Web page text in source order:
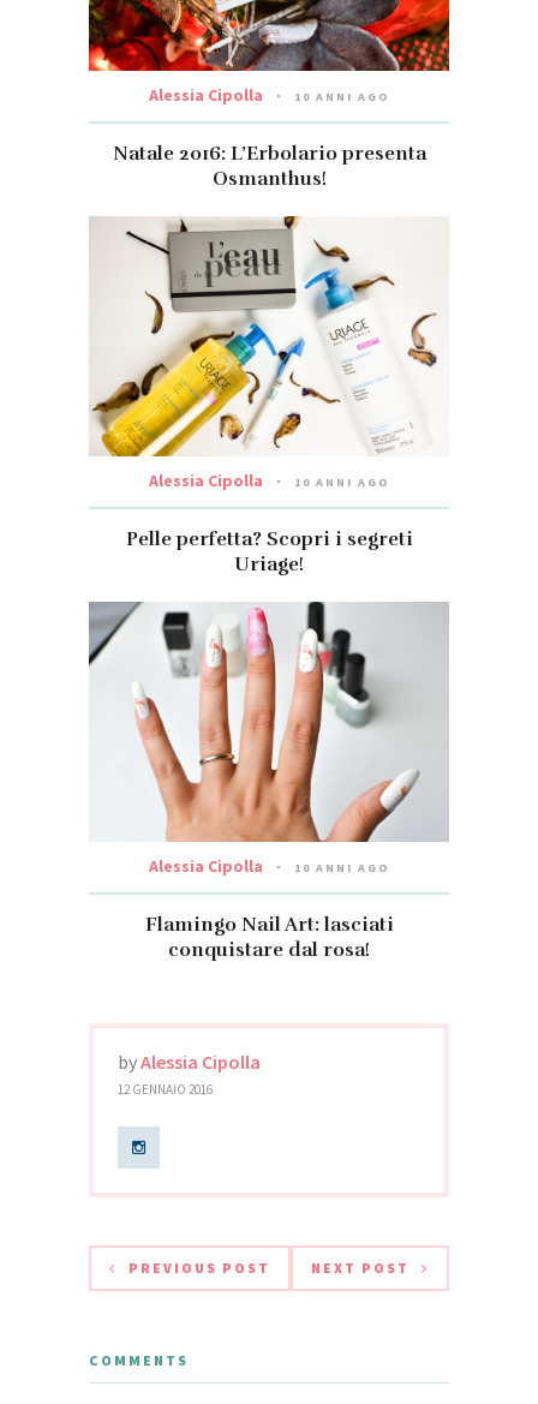
Alessia Cipolla 10 ANNI AGO
Natale 2016: L’Erbolario presenta
Osmanthus!
Alessia Cipolla 10 ANNI AGO
Pelle perfetta? Scopri i segreti
Uriage!
Alessia Cipolla 10 ANNI AGO
Flamingo Nail Art: lasciati
conquistare dal rosa!
byAlessia Cipolla
12 GENNAIO 2016
PREVIOUS POST NEXT POST
COMMENTS